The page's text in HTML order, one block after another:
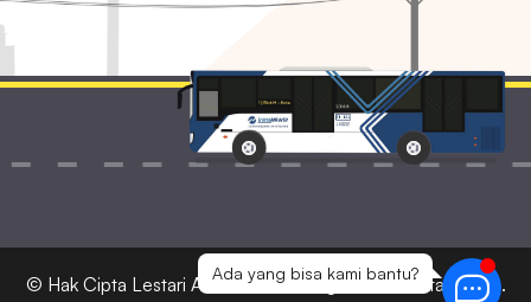
Ada yang bisa kami bantu?
© Hak Cipta Lestari Ads 2026 — Bagian dari Lestari Corp.